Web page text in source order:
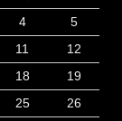
4
5
11
12
18
19
25
26